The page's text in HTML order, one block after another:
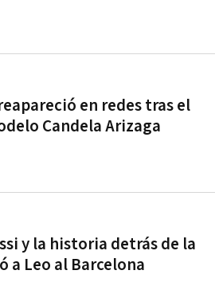
en redes tras el
Candela Arizaga
y la historia detrás de la
a Leo al Barcelona